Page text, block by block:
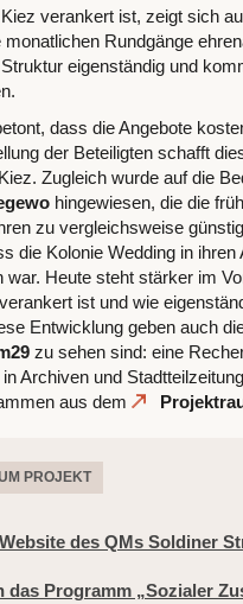
verankert ist, zeigt sich
Rundgänge
eigenständig und
dass die Angebote
der Beteiligten schafft
Zugleich wurde auf die
hingewiesen, die die
zu vergleichsweise
die Kolonie Wedding in ihren
Heute steht stärker im
ist und wie
Entwicklung geben auch
zu sehen sind: eine
Archiven und
aus dem
PROJEKT
des QMs Soldiner
Programm „Sozialer